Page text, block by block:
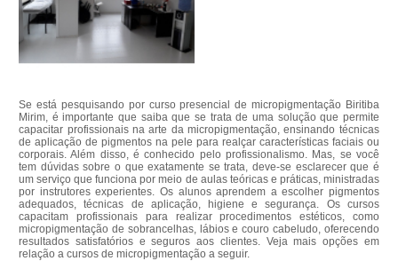
Se está pesquisando por curso presencial de micropigmentação Biritiba
Mirim, é importante que saiba que se trata de uma solução que permite
capacitar profissionais na arte da micropigmentação, ensinando técnicas
de aplicação de pigmentos na pele para realçar características faciais ou
corporais. Além disso, é conhecido pelo profissionalismo. Mas, se você
tem dúvidas sobre o que exatamente se trata, deve-se esclarecer que é
um serviço que funciona por meio de aulas teóricas e práticas, ministradas
por instrutores experientes. Os alunos aprendem a escolher pigmentos
adequados, técnicas de aplicação, higiene e segurança. Os cursos
capacitam profissionais para realizar procedimentos estéticos, como
micropigmentação de sobrancelhas, lábios e couro cabeludo, oferecendo
resultados satisfatórios e seguros aos clientes. Veja mais opções em
relação a cursos de micropigmentação a seguir.